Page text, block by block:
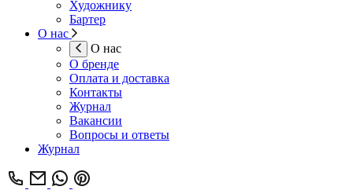
Художнику
Бартер
О нас
О нас
О бренде
Оплата и доставка
Контакты
Журнал
Вакансии
Вопросы и ответы
Журнал